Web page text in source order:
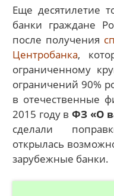
Еще десятилетие
банки граждане
после получения
Центробанка,
ограниченному
ограничений 90%
в отечественные
2015 году в ФЗ «О
сделали
открылась
зарубежные банки.